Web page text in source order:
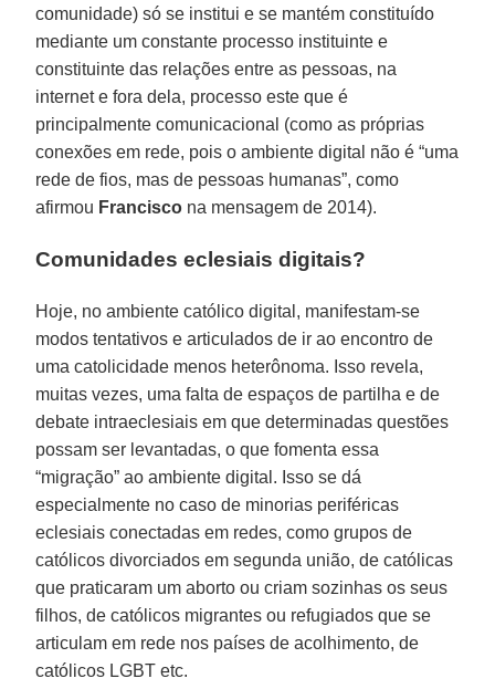
comunidade) só se institui e se mantém constituído
mediante um constante processo instituinte e
constituinte das relações entre as pessoas, na
internet e fora dela, processo este que é
principalmente comunicacional (como as próprias
conexões em rede, pois o ambiente digital não é “uma
rede de fios, mas de pessoas humanas”, como
afirmou Francisco na mensagem de 2014).
Comunidades eclesiais digitais?
Hoje, no ambiente católico digital, manifestam-se
modos tentativos e articulados de ir ao encontro de
uma catolicidade menos heterônoma. Isso revela,
muitas vezes, uma falta de espaços de partilha e de
debate intraeclesiais em que determinadas questões
possam ser levantadas, o que fomenta essa
“migração” ao ambiente digital. Isso se dá
especialmente no caso de minorias periféricas
eclesiais conectadas em redes, como grupos de
católicos divorciados em segunda união, de católicas
que praticaram um aborto ou criam sozinhas os seus
filhos, de católicos migrantes ou refugiados que se
articulam em rede nos países de acolhimento, de
católicos LGBT etc.